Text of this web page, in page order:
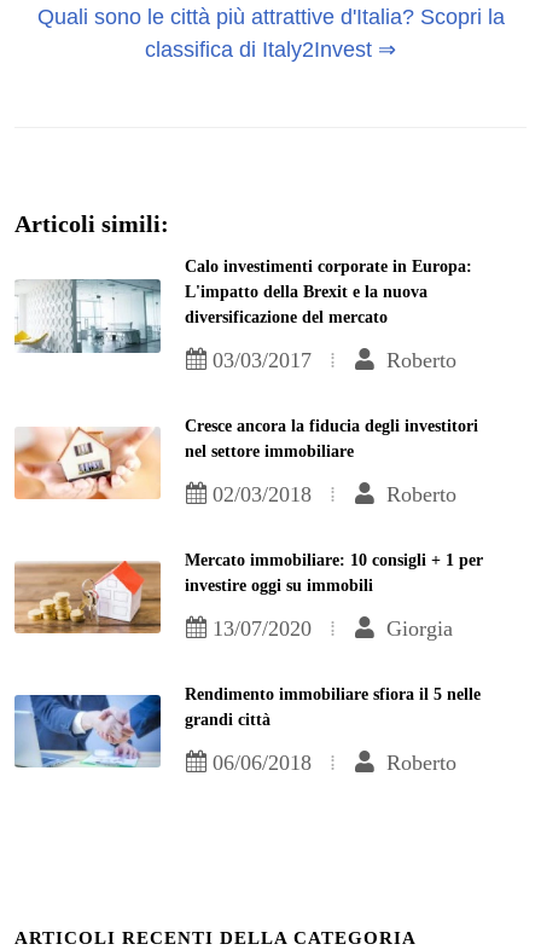
Quali sono le città più attrattive d'Italia? Scopri la
classifica di Italy2Invest ⇒
Articoli simili:
Calo investimenti corporate in Europa:
L'impatto della Brexit e la nuova
diversificazione del mercato
03/03/2017 Roberto
Cresce ancora la fiducia degli investitori
nel settore immobiliare
02/03/2018 Roberto
Mercato immobiliare: 10 consigli + 1 per
investire oggi su immobili
13/07/2020 Giorgia
Rendimento immobiliare sfiora il 5 nelle
grandi città
06/06/2018 Roberto
ARTICOLI RECENTI DELLA CATEGORIA